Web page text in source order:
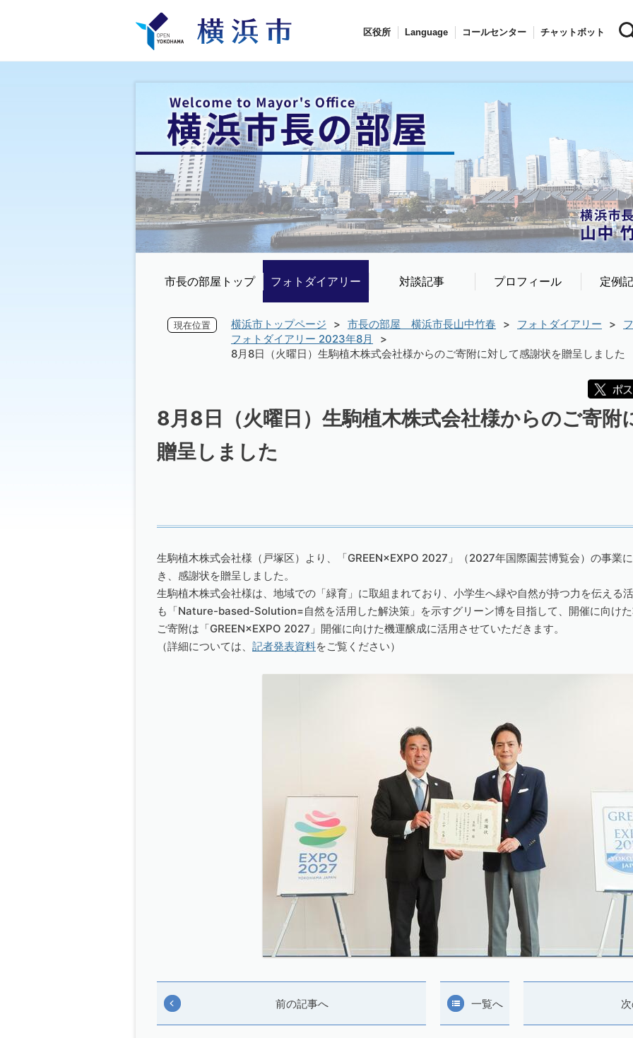
区役所 Language コールセンター チャットボット
市長の部屋トップ フォトダイアリー 対談記事 プロフィール 定例
現在位置 横浜市トップページ 市長の部屋 横浜市長山中竹春 フォトダイアリー
フォトダイアリー 2023年8月
8月8日（火曜日）生駒植木株式会社様からのご寄附に対して感謝状を贈呈しました
8月8日（火曜日）生駒植木株式会社様からのご寄附
贈呈しました
生駒植木株式会社様（戸塚区）より、「GREEN×EXPO 2027」（2027年国際園芸博覧会）の事業
き、感謝状を贈呈しました。
生駒植木株式会社様は、地域での「緑育」に取組まれており、小学生へ緑や自然が持つ力を伝える
も「Nature-based-Solution=自然を活用した解決策」を示すグリーン博を目指して、開催に向け
ご寄附は「GREEN×EXPO 2027」開催に向けた機運醸成に活用させていただきます。
（詳細については、 記者発表資料をご覧ください）
前の記事へ 一覧へ